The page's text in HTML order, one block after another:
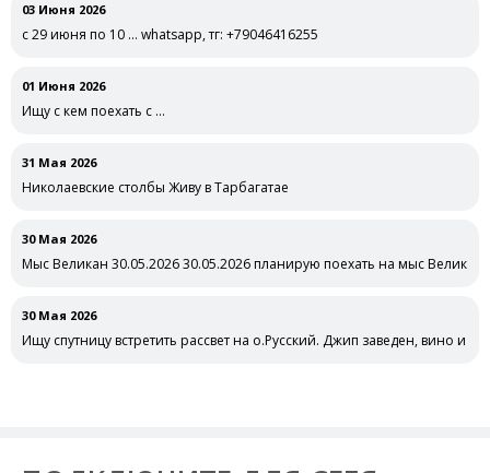
03 Июня 2026
с 29 июня по 10 … whatsapp, тг: +79046416255
01 Июня 2026
Ищу с кем поехать с …
31 Мая 2026
Николаевские столбы Живу в Тарбагатае
30 Мая 2026
Мыс Великан 30.05.2026 30.05.2026 планирую поехать на мыс
30 Мая 2026
Ищу спутницу встретить рассвет на о.Русский. Джип заведен, вино и